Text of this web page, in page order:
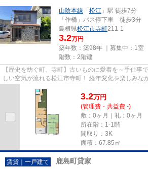
山陰本線 「 松江 」駅 徒歩7分
「作橋」バス停下車 徒歩3分
島根県松江市寺町211-1
3.2万円
築年数：築98年 ｜募集中： 1室
階数：2階建
【歴史を紡ぐ町、寺町】古いものに愛着を～手仕事
しい空気が流れる松江市寺町！ 経年変化を楽しみな
3.2万円
(管理費・共益費 -)
敷：0ヶ月｜礼：0ヶ月
所在階：1-1階
間取り：3K
面積：67.85㎡
賃貸｜一戸建て 鹿島町貸家